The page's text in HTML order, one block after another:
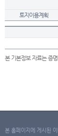
토지이용계획
본 기본정보 자료는 증
본 홈페이지에 게시된